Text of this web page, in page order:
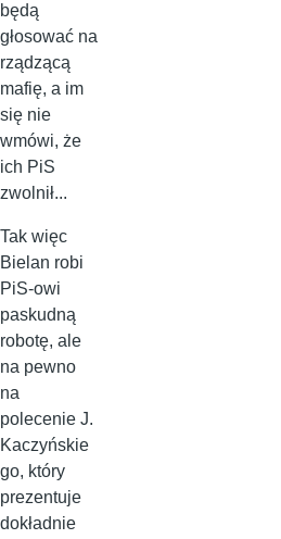
będą
głosować na
rządzącą
mafię, a im
się nie
wmówi, że
ich PiS
zwolnił...
Tak więc
Bielan robi
PiS-owi
paskudną
robotę, ale
na pewno
na
polecenie J.
Kaczyńskie
go, który
prezentuje
dokładnie